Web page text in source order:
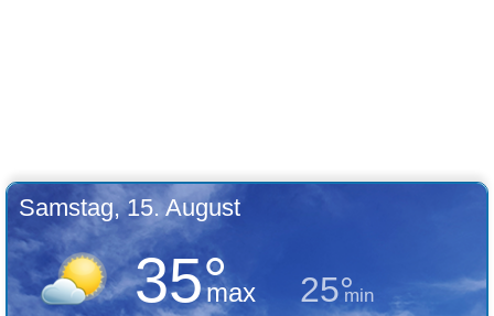
Samstag, 15. August
35°
max 25°
min